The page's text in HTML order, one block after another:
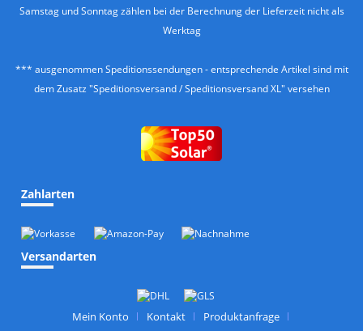
Samstag und Sonntag zählen bei der Berechnung der Lieferzeit nicht als
Werktag
*** ausgenommen Speditionssendungen - entsprechende Artikel sind mit
dem Zusatz "Speditionsversand / Speditionsversand XL" versehen
Zahlarten
Versandarten
Mein Konto Kontakt Produktanfrage